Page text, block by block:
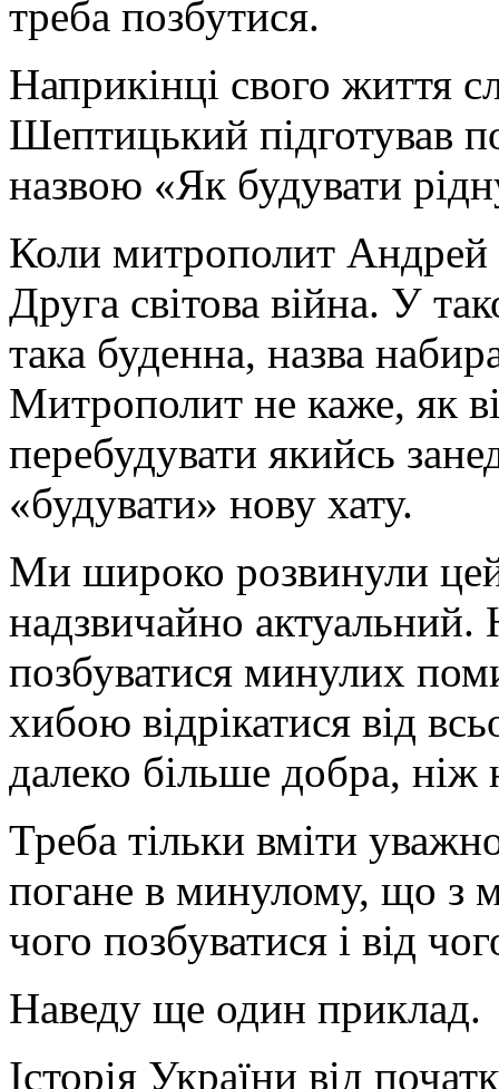
треба позбутися.
Наприкінці свого життя
Шептицький підготував
назвою «Як будувати
Коли митрополит Андрей
Друга світова війна. У
така буденна, назва
Митрополит не каже, як
перебудувати якийсь
«будувати» нову хату.
Ми широко розвинули
надзвичайно
позбуватися минулих
хибою відрікатися від
далеко більше добра,
Треба тільки вміти
погане в минулому, що з
чого позбуватися і від
Наведу ще один приклад.
Історія України від